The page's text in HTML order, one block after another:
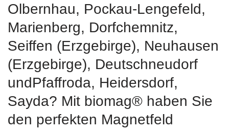
Olbernhau, Pockau-Lengefeld,
Marienberg, Dorfchemnitz,
Seiffen (Erzgebirge), Neuhausen
(Erzgebirge), Deutschneudorf
undPfaffroda, Heidersdorf,
Sayda? Mit biomag® haben Sie
den perfekten Magnetfeld